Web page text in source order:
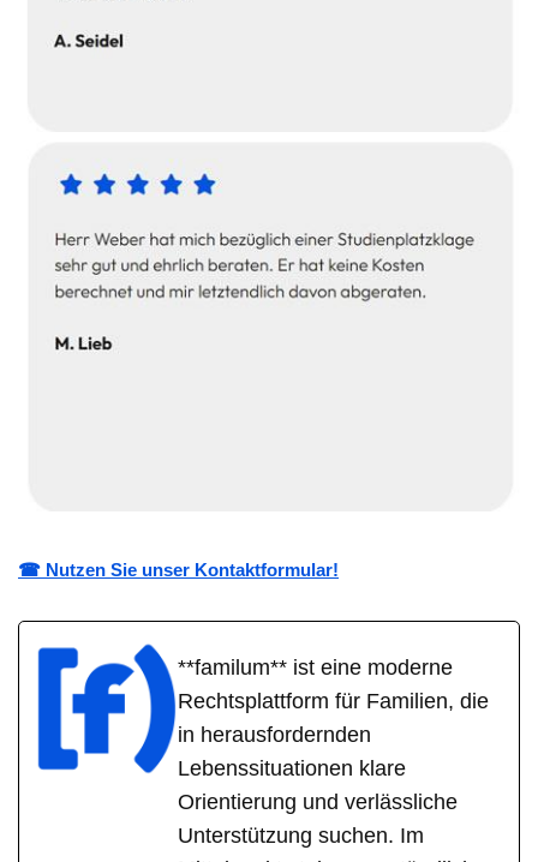
☎ Nutzen Sie unser Kontaktformular!
**familum** ist eine moderne
Rechtsplattform für Familien, die
in herausfordernden
Lebenssituationen klare
Orientierung und verlässliche
Unterstützung suchen. Im